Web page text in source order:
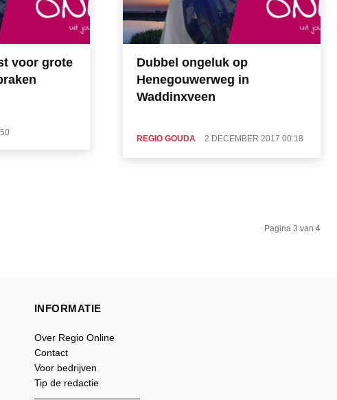
voor grote
Dubbel ongeluk op
Henegouwerweg in
Waddinxveen
REGIO GOUDA 2 DECEMBER 2017 00:18
Pagina 3 van 4
INFORMATIE
Over Regio Online
Contact
Voor bedrijven
Tip de redactie